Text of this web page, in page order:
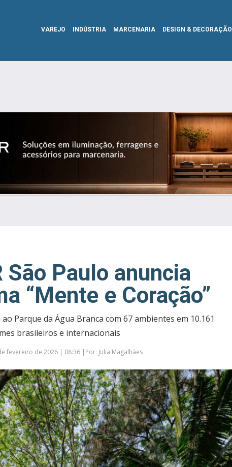
VAREJO INDÚSTRIA MARCENARIA DESIGN & DECORAÇÃO
São Paulo anuncia
“Mente e Coração”
ao Parque da Água Branca com 67 ambientes em 10.161
brasileiros e internacionais
fevereiro de 2026 | 08:36 |Por: Julia Magalhães